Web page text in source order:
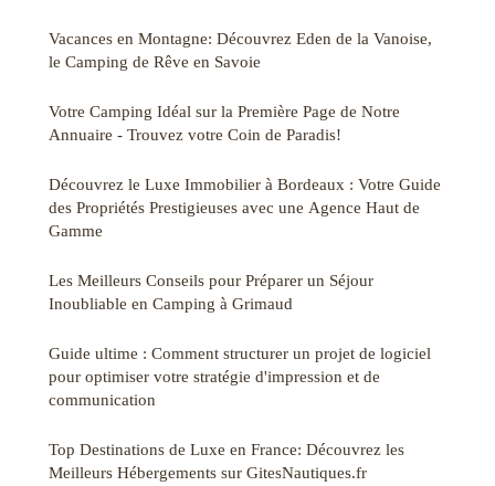
Vacances en Montagne: Découvrez Eden de la Vanoise,
le Camping de Rêve en Savoie
Votre Camping Idéal sur la Première Page de Notre
Annuaire - Trouvez votre Coin de Paradis!
Découvrez le Luxe Immobilier à Bordeaux : Votre Guide
des Propriétés Prestigieuses avec une Agence Haut de
Gamme
Les Meilleurs Conseils pour Préparer un Séjour
Inoubliable en Camping à Grimaud
Guide ultime : Comment structurer un projet de logiciel
pour optimiser votre stratégie d'impression et de
communication
Top Destinations de Luxe en France: Découvrez les
Meilleurs Hébergements sur GitesNautiques.fr